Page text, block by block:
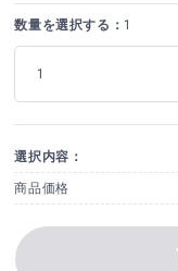
数量を選択する： 1
選択内容：
商品価格